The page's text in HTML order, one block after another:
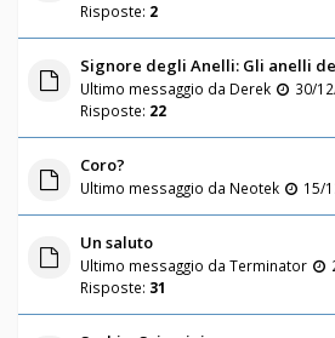
Risposte: 2
Signore degli Anelli: Gli anelli
Ultimo messaggio da Derek
30/
Risposte: 22
Coro?
Ultimo messaggio da Neotek 15/
Un saluto
Ultimo messaggio da Terminator
Risposte: 31